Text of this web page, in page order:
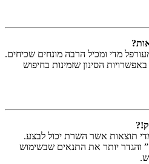
מדי ומכיל הרבה מונחים שכיחים.
הסינון שזמינות בחיפוש
תוצאות אשר השרת יכול לבצע.
יותר את התנאים שבשימוש